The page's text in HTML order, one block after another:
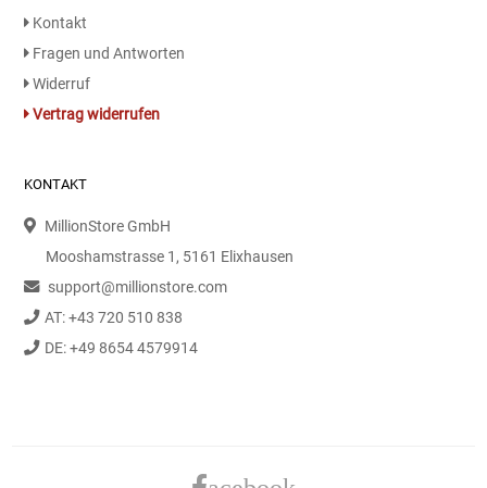
Kontakt
Fragen und Antworten
Widerruf
Vertrag widerrufen
KONTAKT
MillionStore GmbH
Mooshamstrasse 1, 5161 Elixhausen
support@millionstore.com
AT: +43 720 510 838
DE: +49 8654 4579914